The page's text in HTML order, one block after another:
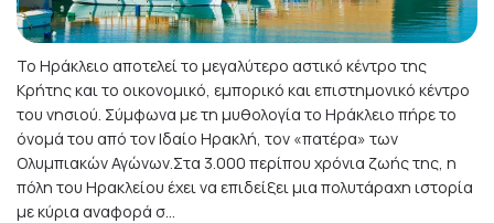
Το Ηράκλειο αποτελεί το μεγαλύτερο αστικό κέντρο της
Κρήτης και το οικονομικό, εμπορικό και επιστημονικό κέντρο
του νησιού. Σύμφωνα με τη μυθολογία το Ηράκλειο πήρε το
όνομά του από τον Ιδαίο Ηρακλή, τον «πατέρα» των
Ολυμπιακών Αγώνων.Στα 3.000 περίπου χρόνια ζωής της, η
πόλη του Ηρακλείου έχει να επιδείξει μια πολυτάραχη ιστορία
με κύρια αναφορά σ...